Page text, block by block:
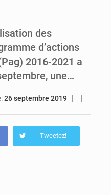
des
d’actions
2016-2021 a
une…
26 septembre 2019
Tweetez!